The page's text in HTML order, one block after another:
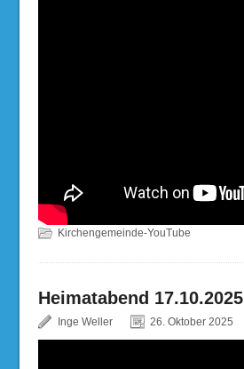
Kirchengemeinde-YouTube
Heimatabend 17.10.2025
Inge Weller 26. Oktober 2025